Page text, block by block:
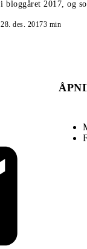
i bloggåret 2017, og
28. des. 20173 min